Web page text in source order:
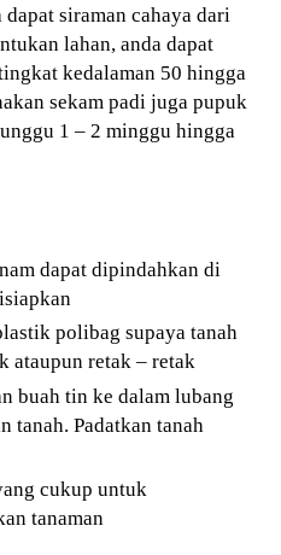
siraman cahaya dari
lahan, anda dapat
kedalaman 50 hingga
sekam padi juga pupuk
1 – 2 minggu hingga
dapat dipindahkan di
polibag supaya tanah
ataupun retak – retak
buah tin ke dalam lubang
tanah. Padatkan tanah
cukup untuk
tanaman